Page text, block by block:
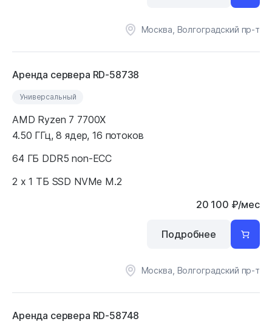
Москва, Волгоградский пр-т
Аренда сервера RD-58738
Универсальный
AMD Ryzen 7 7700X
4.50 ГГц, 8 ядер, 16 потоков
64 ГБ DDR5 non-ECC
2 x 1 ТБ SSD NVMe M.2
20 100 ₽/мес
Москва, Волгоградский пр-т
Подробнее
Аренда сервера RD-58748